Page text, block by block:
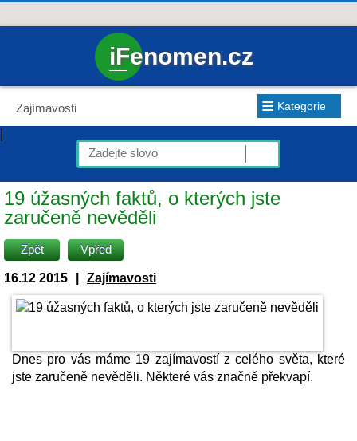
iFenomen.cz
Zajímavosti ≡ Kategorie
|
19 úžasných faktů, o kterých jste
zaručeně nevěděli
Zpět Vpřed
16.12 2015 Zajímavosti
Dnes pro vás máme 19 zajímavostí z celého světa, které
jste zaručeně nevěděli. Některé vás značně překvapí.